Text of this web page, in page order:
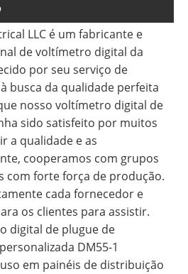
LLC é um fabricante e
de voltímetro digital da
por seu serviço de
busca da qualidade perfeita
nosso voltímetro digital de
sido satisfeito por muitos
a qualidade e as
cooperamos com grupos
com forte força de produção.
cada fornecedor e
os clientes para assistir.
digital de plugue de
DM55-1
em painéis de distribuição